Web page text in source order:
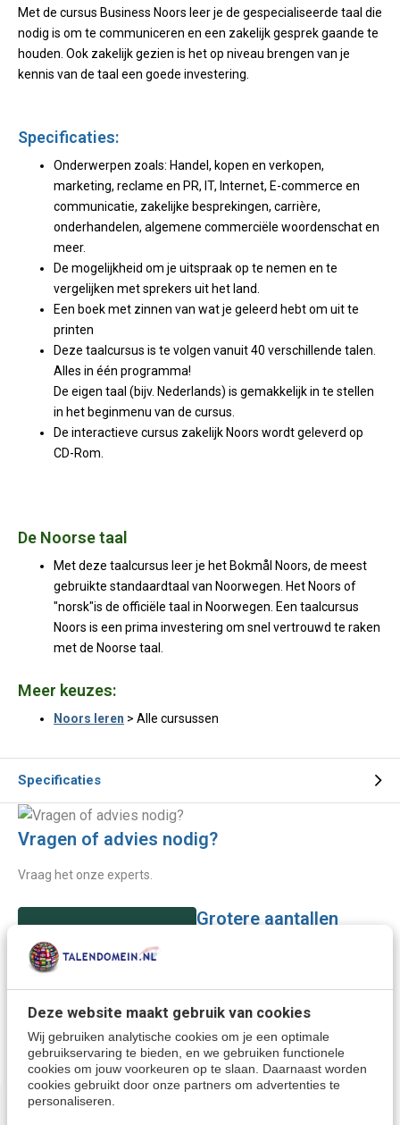
Deze website maakt gebruik van cookies
Wij gebruiken analytische cookies om je een optimale
gebruikservaring te bieden, en we gebruiken functionele
cookies om jouw voorkeuren op te slaan. Daarnaast worden
cookies gebruikt door onze partners om advertenties te
personaliseren.
Met de cursus Business Noors leer je de gespecialiseerde taal die
nodig is om te communiceren en een zakelijk gesprek gaande te
houden. Ook zakelijk gezien is het op niveau brengen van je
kennis van de taal een goede investering.
Specificaties:
Onderwerpen zoals: Handel, kopen en verkopen,
marketing, reclame en PR, IT, Internet, E-commerce en
communicatie, zakelijke besprekingen, carrière,
onderhandelen, algemene commerciële woordenschat en
meer.
De mogelijkheid om je uitspraak op te nemen en te
vergelijken met sprekers uit het land.
Een boek met zinnen van wat je geleerd hebt om uit te
printen
Deze taalcursus is te volgen vanuit 40 verschillende talen.
Alles in één programma!
De eigen taal (bijv. Nederlands) is gemakkelijk in te stellen
in het beginmenu van de cursus.
De interactieve cursus zakelijk Noors wordt geleverd op
CD-Rom.
De Noorse taal
Met deze taalcursus leer je het Bokmål Noors, de meest
gebruikte standaardtaal van Noorwegen. Het Noors of
"norsk"is de officiële taal in Noorwegen. Een taalcursus
Noors is een prima investering om snel vertrouwd te raken
met de Noorse taal.
Meer keuzes:
Noors leren > Alle cursussen
Specificaties
Vragen of advies nodig?
Vraag het onze experts.
Grotere aantallen
Offerte aanvragen
Wellicht ook interessant: